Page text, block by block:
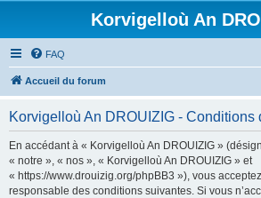
Korvigelloù An
FAQ
Accueil du forum
Korvigelloù An DROUIZIG - Conditions
En accédant à « Korvigelloù An DROUIZIG »
« notre », « nos », « Korvigelloù An DROUIZIG » et
« https://www.drouizig.org/phpBB3 »), vous
responsable des conditions suivantes. Si vous